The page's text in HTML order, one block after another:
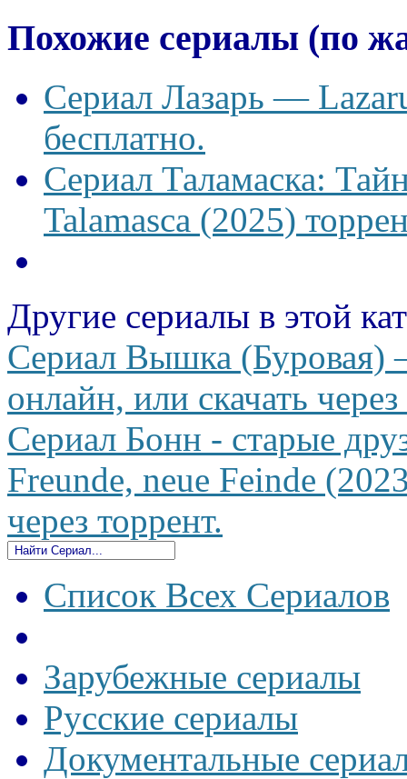
Похожие сериалы (по
Сериал Лазарь —
бесплатно.
Сериал Таламаска:
Talamasca (2025)
Другие сериалы в этой
Сериал Вышка (Буровая)
онлайн, или скачать
Сериал Бонн - старые
Freunde, neue Feinde
через торрент.
Список Всех Сериалов
Зарубежные сериалы
Русские сериалы
Документальные